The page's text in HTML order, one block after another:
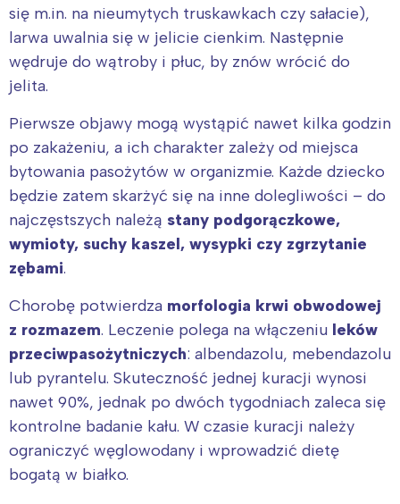
się m.in. na nieumytych truskawkach czy sałacie),
larwa uwalnia się w jelicie cienkim. Następnie
wędruje do wątroby i płuc, by znów wrócić do
jelita.
Pierwsze objawy mogą wystąpić nawet kilka godzin
po zakażeniu, a ich charakter zależy od miejsca
bytowania pasożytów w organizmie. Każde dziecko
będzie zatem skarżyć się na inne dolegliwości – do
najczęstszych należą stany podgorączkowe,
wymioty, suchy kaszel, wysypki czy zgrzytanie
zębami.
Chorobę potwierdza morfologia krwi obwodowej
z rozmazem. Leczenie polega na włączeniu leków
przeciwpasożytniczych: albendazolu, mebendazolu
lub pyrantelu. Skuteczność jednej kuracji wynosi
nawet 90%, jednak po dwóch tygodniach zaleca się
kontrolne badanie kału. W czasie kuracji należy
ograniczyć węglowodany i wprowadzić dietę
bogatą w białko.
Interesują mnie wydarzenia z
Warszawa
Łódź
Trójmiasto
Poznań
Wrocław
Śląsk
Kraków
Południe
Północ
Wszystkie
Wybieram